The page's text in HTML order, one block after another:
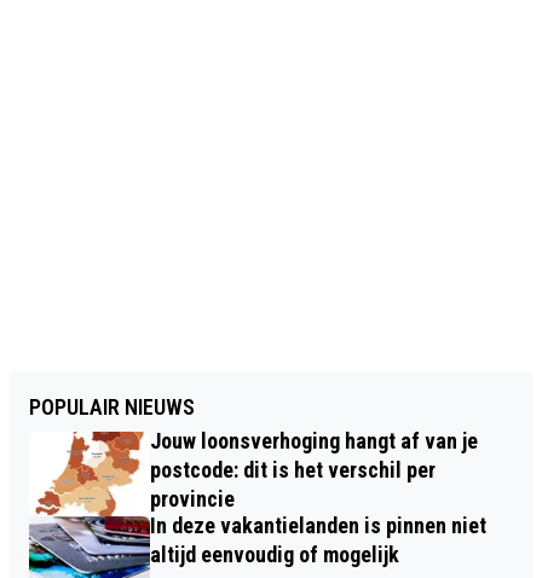
POPULAIR NIEUWS
Jouw loonsverhoging hangt af van je
postcode: dit is het verschil per
provincie
In deze vakantielanden is pinnen niet
altijd eenvoudig of mogelijk